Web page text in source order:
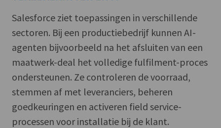
Salesforce ziet toepassingen in verschillende
sectoren. Bij een productiebedrijf kunnen AI-
agenten bijvoorbeeld na het afsluiten van een
maatwerk-deal het volledige fulfilment-proces
ondersteunen. Ze controleren de voorraad,
stemmen af met leveranciers, beheren
goedkeuringen en activeren field service-
processen voor installatie bij de klant.